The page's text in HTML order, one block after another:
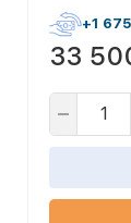
+1
33